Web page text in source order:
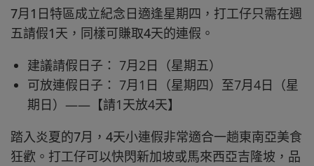
7月1日特區成立紀念日適逢星期四，打工仔只需在週
五請假1天，同樣可賺取4天的連假。
建議請假日子： 7月2日（星期五）
可放連假日子： 7月1日（星期四）至7月4日（星
期日）——【請1天放4天】
踏入炎夏的7月，4天小連假非常適合一趟東南亞美食
狂歡。打工仔可以快閃新加坡或馬來西亞吉隆坡，品